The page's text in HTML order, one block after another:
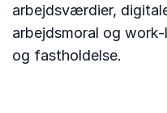
arbejdsværdier,
arbejdsmoral og
og fastholdelse.